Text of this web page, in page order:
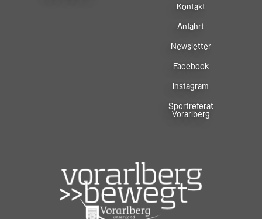
Kontakt
Anfahrt
Newsletter
Facebook
Instagram
Sportreferat
Vorarlberg